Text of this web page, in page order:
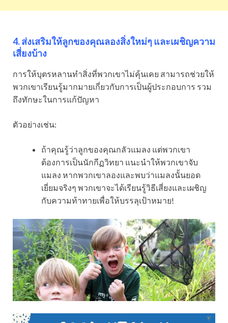
4. ส่งเสริมให้ลูกของคุณลองสิ่งใหม่ๆ และเผชิญความ
เสี่ยงบ้าง
การให้บุตรหลานทำสิ่งที่พวกเขาไม่คุ้นเคย สามารถช่วยให้
พวกเขาเรียนรู้มากมายเกี่ยวกับการเป็นผู้ประกอบการ รวม
ถึงทักษะในการแก้ปัญหา
ตัวอย่างเช่น:
ถ้าคุณรู้ว่าลูกของคุณกลัวแมลง แต่พวกเขา
ต้องการเป็นนักกีฏวิทยา แนะนำให้พวกเขาจับ
แมลง หากพวกเขาลองและพบว่าแมลงนั้นยอด
เยี่ยมจริงๆ พวกเขาจะได้เรียนรู้วิธีเสี่ยงและเผชิญ
กับความท้าทายเพื่อให้บรรลุเป้าหมาย!